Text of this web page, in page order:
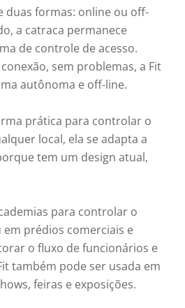
duas formas: online ou off-
a catraca permanece
de controle de acesso.
sem problemas, a Fit
autônoma e off-line.
prática para controlar o
local, ela se adapta a
tem um design atual,
para controlar o
em prédios comerciais e
o fluxo de funcionários e
também pode ser usada em
feiras e exposições.